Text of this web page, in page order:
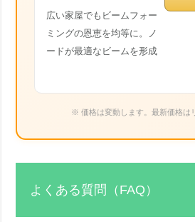
広い家屋でもビームフォー
ミングの恩恵を均等に。ノ
ードが最適なビームを形成
※ 価格は変動します。最新価格は
よくある質問（FAQ）